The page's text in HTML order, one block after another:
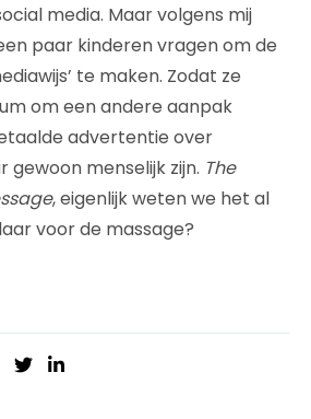
media. Maar volgens mij
paar kinderen vragen om de
te maken. Zodat ze
om een andere aanpak
advertentie over
gewoon menselijk zijn. The
, eigenlijk weten we het al
voor de massage?